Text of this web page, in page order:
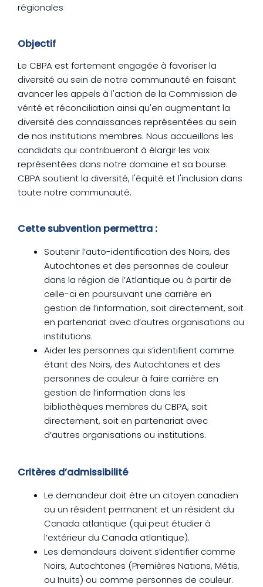
régionales
Objectif
Le CBPA est fortement engagée à favoriser la
diversité au sein de notre communauté en faisant
avancer les appels à l'action de la Commission de
vérité et réconciliation ainsi qu'en augmentant la
diversité des connaissances représentées au sein
de nos institutions membres. Nous accueillons les
candidats qui contribueront à élargir les voix
représentées dans notre domaine et sa bourse.
CBPA soutient la diversité, l'équité et l'inclusion dans
toute notre communauté.
Cette subvention permettra :
Soutenir l’auto-identification des Noirs, des
Autochtones et des personnes de couleur
dans la région de l’Atlantique ou à partir de
celle-ci en poursuivant une carrière en
gestion de l’information, soit directement, soit
en partenariat avec d’autres organisations ou
institutions.
Aider les personnes qui s’identifient comme
étant des Noirs, des Autochtones et des
personnes de couleur à faire carrière en
gestion de l’information dans les
bibliothèques membres du CBPA, soit
directement, soit en partenariat avec
d’autres organisations ou institutions.
Critères d’admissibilité
Le demandeur doit être un citoyen canadien
ou un résident permanent et un résident du
Canada atlantique (qui peut étudier à
l’extérieur du Canada atlantique).
Les demandeurs doivent s’identifier comme
Noirs, Autochtones (Premières Nations, Métis,
ou Inuits) ou comme personnes de couleur.